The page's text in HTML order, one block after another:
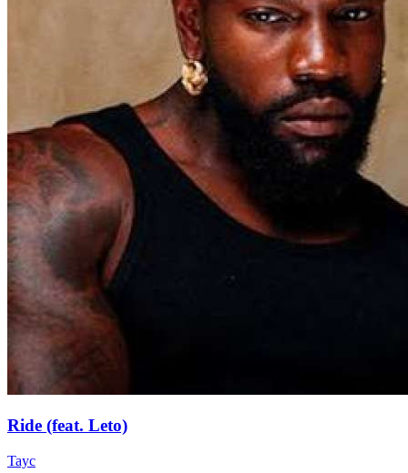
Ride (feat. Leto)
Tayc